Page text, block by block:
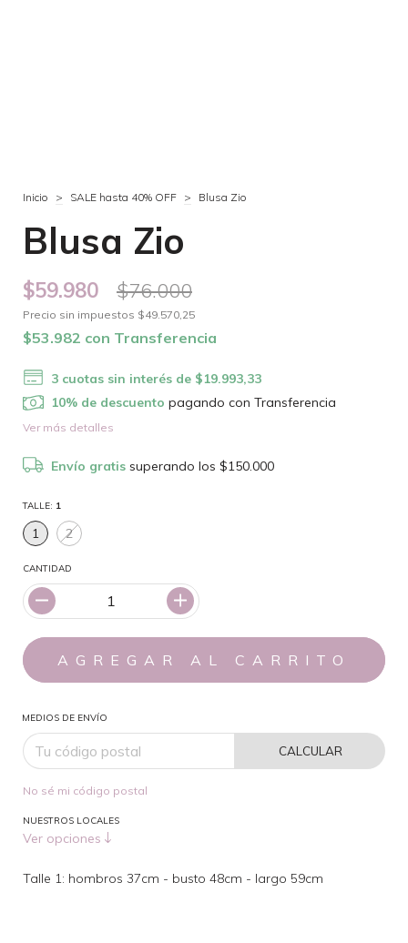
Inicio > SALE hasta 40% OFF > Blusa Zio
Blusa Zio
$59.980 $76.000
Precio sin impuestos $49.570,25
$53.982 con Transferencia
3 cuotas sin interés de $19.993,33
10% de descuento pagando con Transferencia
Ver más detalles
Envío gratissuperando los$150.000
TALLE: 1
1 2
CANTIDAD
MEDIOS DE ENVÍO
CALCULAR
No sé mi código postal
NUESTROS LOCALES
Ver opciones
Talle 1: hombros 37cm - busto 48cm - largo 59cm